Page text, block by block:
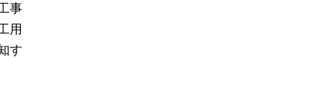
事
用
す